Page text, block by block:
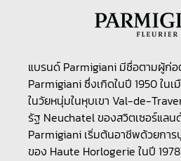
แบรนด์ Parmigiani มีชื่อตามผู้ก่
Parmigiani ซึ่งเกิดในปี 1950 ในเ
ในวัยหนุ่มในหุบเขา Val-de-
รัฐ Neuchatel ของสวิตเซอร์แลน
Parmigiani เริ่มต้นอาชีพด้วยกา
ของ Haute Horlogerie ในปี